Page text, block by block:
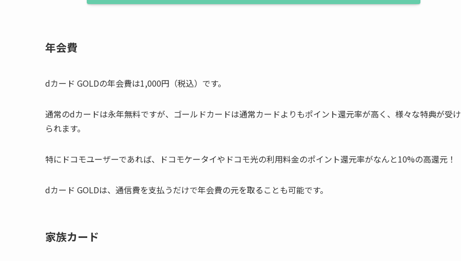
年会費
dカード GOLDの年会費は1,000円（税込） です。
通常のdカードは永年無料ですが、ゴールドカードは通常カードよりもポイント還元率が高く、様々な特典が受け
られます。
特にドコモユーザーであれば、ドコモケータイやドコモ光の利用料金のポイント還元率がなんと10%の高還元！
dカード GOLDは、通信費を支払うだけで年会費の元を取ることも可能です。
家族カード